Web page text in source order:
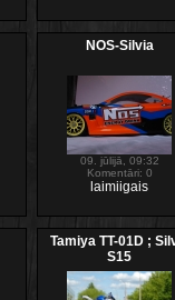
NOS-Silvia
09. jūlijā, 09:32
Komentāri: 0
laimiigais
Tamiya TT-01D ;
S15